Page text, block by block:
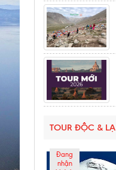
TOUR ĐỘC & LẠ
Đang
nhận